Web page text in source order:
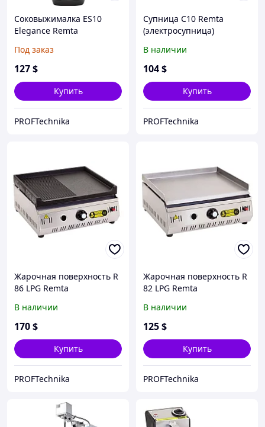
Соковыжималка ES10
Elegance Remta
Под заказ
127$
Купить
PROFTechnika
Супница C10 Remta
(электросупница)
В наличии
104$
Купить
PROFTechnika
Жарочная поверхность R
86 LPG Remta
В наличии
170$
Купить
PROFTechnika
Жарочная поверхность R
82 LPG Remta
В наличии
125$
Купить
PROFTechnika